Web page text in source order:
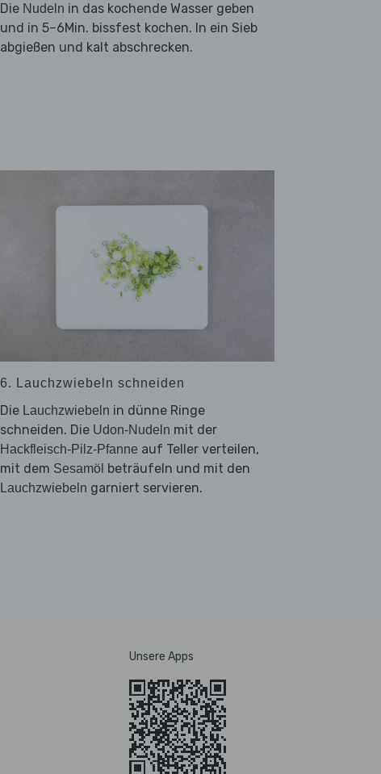
Die Nudeln in das kochende Wasser geben
und in 5–6Min. bissfest kochen. In ein Sieb
abgießen und kalt abschrecken.
6. Lauchzwiebeln schneiden
Die Lauchzwiebeln in dünne Ringe
schneiden. Die Udon-Nudeln mit der
Hackfleisch-Pilz-Pfanne auf Teller verteilen,
mit dem Sesamöl beträufeln und mit den
Lauchzwiebeln garniert servieren.
Unsere Apps